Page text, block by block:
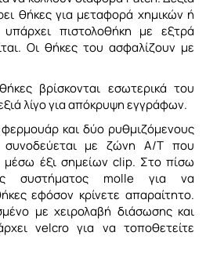
θήκες για μεταφορά χημικών ή
πιστολοθήκη με εξτρά
Οι θήκες του ασφαλίζουν με
βρίσκονται εσωτερικά του
λίγο για απόκρυψη εγγράφων.
και δύο ρυθμιζόμενους
με ζώνη Α/Τ πoυ
μέσω έξι σημείων clip. Στο πίσω
συστήματος molle για να
εφόσον κρίνετε απαραίτητο.
με χειρολαβή διάσωσης και
velcro για να τοποθετείτε